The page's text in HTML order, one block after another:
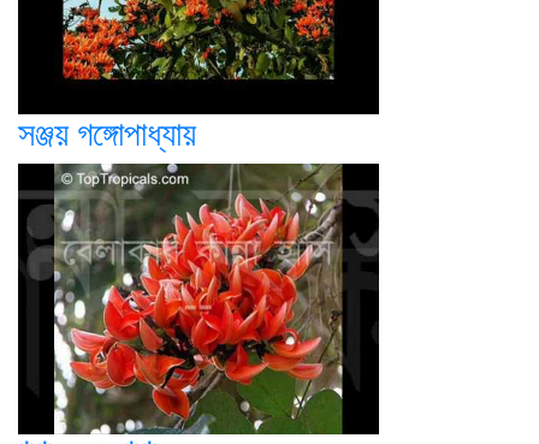
সঞ্জয় গঙ্গোপাধ্যায়